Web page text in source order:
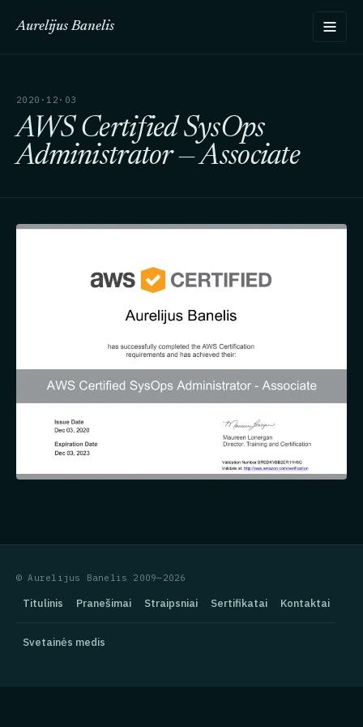
Aurelijus Banelis
2020·12·03
AWS Certified SysOps
Administrator — Associate
© Aurelijus Banelis 2009—2026
Titulinis Pranešimai Straipsniai Sertifikatai Kontaktai
Svetainės medis